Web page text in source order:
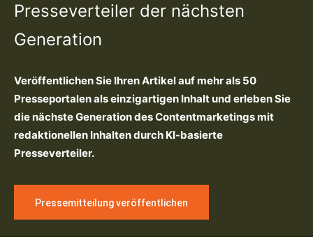
Presseverteiler der nächsten
Generation
Veröffentlichen Sie Ihren Artikel auf mehr als 50
Presseportalen als einzigartigen Inhalt und erleben Sie
die nächste Generation des Contentmarketings mit
redaktionellen Inhalten durch KI-basierte
Presseverteiler.
Pressemitteilung veröffentlichen